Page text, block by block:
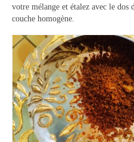
votre mélange et étalez avec le dos
couche homogène.